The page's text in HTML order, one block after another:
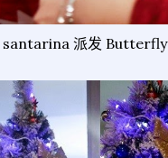
santarina 派发 Butterfly